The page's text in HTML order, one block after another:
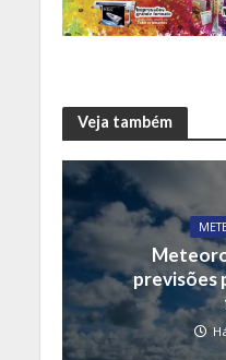
Veja também
previsões